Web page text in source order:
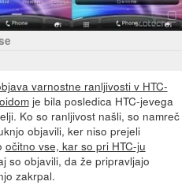
varnostne ranljivosti v HTC-
je bila posledica HTC-jevega
Ko so ranljivost našli, so namreč
objavili, ker niso prejeli
očitno vse, kar so pri HTC-ju
so objavili, da že pripravljajo
zakrpal.